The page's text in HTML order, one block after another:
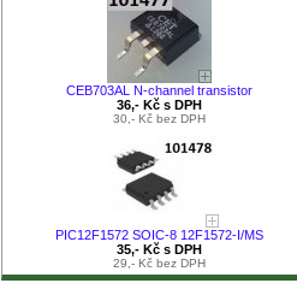
CEB703AL N-channel transistor
36,- Kč s DPH
30,- Kč bez DPH
PIC12F1572 SOIC-8 12F1572-I/MS
35,- Kč s DPH
29,- Kč bez DPH